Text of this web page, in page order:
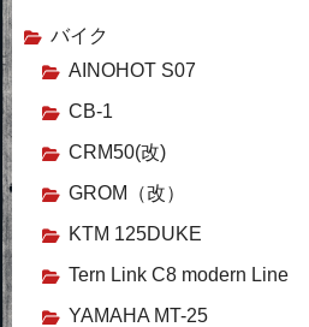
バイク
AINOHOT S07
CB-1
CRM50(改)
GROM（改）
KTM 125DUKE
Tern Link C8 modern Line
YAMAHA MT-25